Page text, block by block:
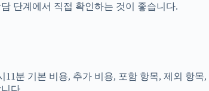
단계에서 직접 확인하는 것이 좋습니다.
분 기본 비용, 추가 비용, 포함 항목, 제외 항목,
다.